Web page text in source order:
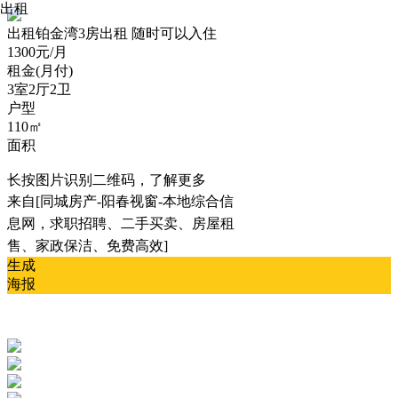
出租铂金湾3房出租 随时可以入住
1300元/月
租金(月付)
3室2厅2卫
户型
110㎡
面积
长按图片识别二维码，了解更多
来自[同城房产-阳春视窗-本地综合信
息网，求职招聘、二手买卖、房屋租
售、家政保洁、免费高效]
生成
海报
出租